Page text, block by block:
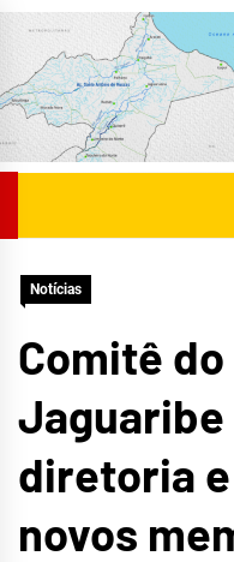
Skip
content
Notícias
Comitê
Jaguaribe
diretoria
novos